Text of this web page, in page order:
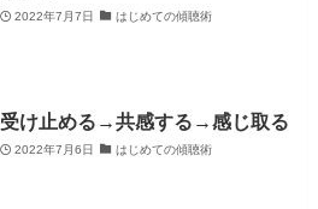
2022年7月7日 はじめての傾聴術
受け止める→共感する→感じ取る
2022年7月6日 はじめての傾聴術